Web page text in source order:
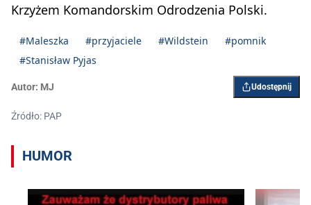
Krzyżem Komandorskim Odrodzenia Polski.
#Maleszka #przyjaciele #Wildstein
#pomnik
#Stanisław Pyjas
Autor: MJ Udostępnij
Źródło: PAP
HUMOR